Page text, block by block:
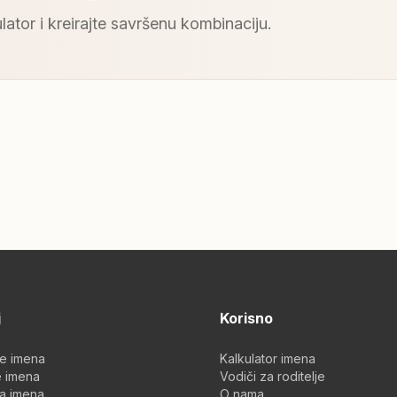
i kreirajte savršenu kombinaciju.
imena
imena
imena
Korisno
Kalkulator imena
Vodiči za roditelje
O nama